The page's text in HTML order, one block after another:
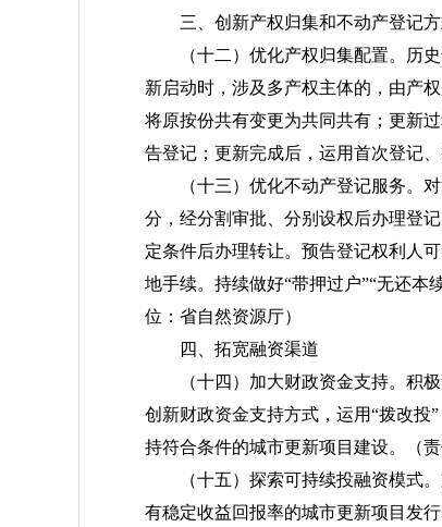
三、创新产权归集和不动产登记
（十二）优化产权归集配置。
历
新启动时，涉及多产权主体的，由产
将原按份共有变更为共同共有；更新
告登记；更新完成后，运用首次登记
（十三）优化不动产登记服务。
分，经分割审批、分别设权后办理登
定条件后办理转让。预告登记权利人
地手续。持续做好“带押过户”“无还本
位：省自然资源厅）
四、拓宽融资渠道
（十四）加大财政资金支持。 积
创新财政资金支持方式，运用“拨改投
持符合条件的城市更新项目建设。
（
（十五）探索可持续投融资模式。
有稳定收益回报率的城市更新项目发